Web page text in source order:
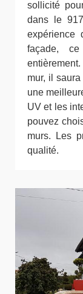
sollicité
dans le
expérience
façade,
mur, il
une
UV et les
pouvez
murs. Les
qualité.